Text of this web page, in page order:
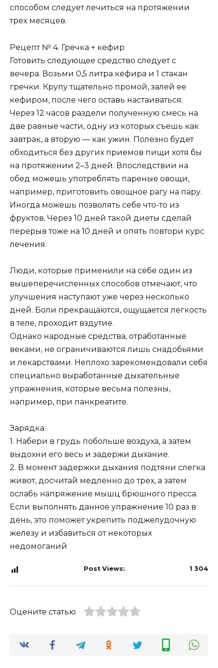
способом следует лечиться на протяжении
трех месяцев.
Рецепт № 4. Гречка + кефир
Готовить следующее средство следует с
вечера. Возьми 0,5 литра кефира и 1 стакан
гречки. Крупу тщательно промой, залей ее
кефиром, после чего оставь настаиваться.
Через 12 часов раздели полученную смесь на
две равные части, одну из которых съешь как
завтрак, а вторую — как ужин. Полезно будет
обходиться без других приемов пищи хотя бы
на протяжении 2–3 дней. Впоследствии на
обед можешь употреблять пареные овощи,
например, приготовить овощное рагу на пару.
Иногда можешь позволять себе что-то из
фруктов. Через 10 дней такой диеты сделай
перерыв тоже на 10 дней и опять повтори курс
лечения.
Люди, которые применили на себе один из
вышеперечисленных способов отмечают, что
улучшения наступают уже через несколько
дней. Боли прекращаются, ощущается легкость
в теле, проходит вздутие.
Однако народные средства, отработанные
веками, не ограничиваются лишь снадобьями
и лекарствами. Неплохо зарекомендовали себя
специально выработанные дыхательные
упражнения, которые весьма полезны,
например, при панкреатите.
Зарядка:
1. Набери в грудь побольше воздуха, а затем
выдохни его весь и задержи дыхание.
2. В момент задержки дыхания подтяни слегка
живот, досчитай медленно до трех, а затем
ослабь напряжение мышц брюшного пресса.
Если выполнять данное упражнение 10 раз в
день, это поможет укрепить поджелудочную
железу и избавиться от некоторых
недомоганий
Post Views: 1 304
Оцените статью